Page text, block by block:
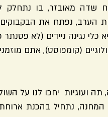
שדה מאובזר, בו נתחלק
הערב, נפתח את הבקבוקים
נגינה ניידים (לא פסנתר
(קומפוסט), אתם
נתחיל בהכנת